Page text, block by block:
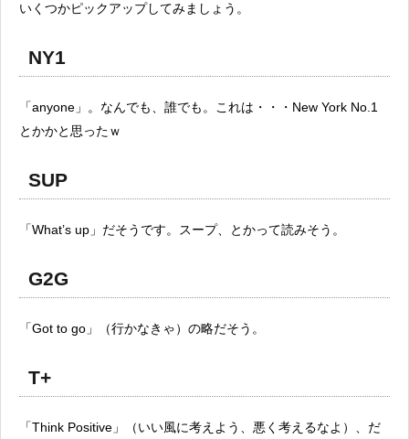
いくつかピックアップしてみましょう。
NY1
「anyone」。なんでも、誰でも。これは・・・New York No.1
とかかと思ったｗ
SUP
「What’s up」だそうです。スープ、とかって読みそう。
G2G
「Got to go」（行かなきゃ）の略だそう。
T+
「Think Positive」（いい風に考えよう、悪く考えるなよ）、だ